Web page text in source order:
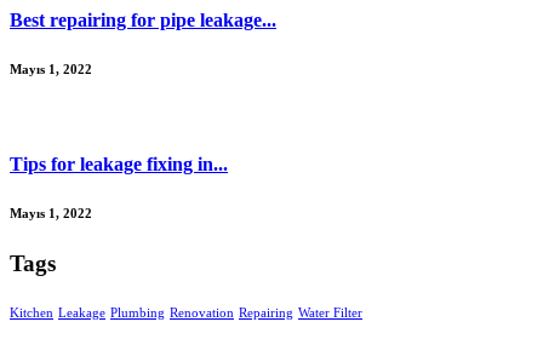
Best repairing for pipe leakage...
Mayıs 1, 2022
Tips for leakage fixing in...
Mayıs 1, 2022
Tags
Kitchen Leakage Plumbing Renovation Repairing Water Filter